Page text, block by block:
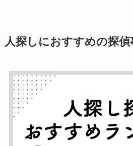
人探しにおすすめの探